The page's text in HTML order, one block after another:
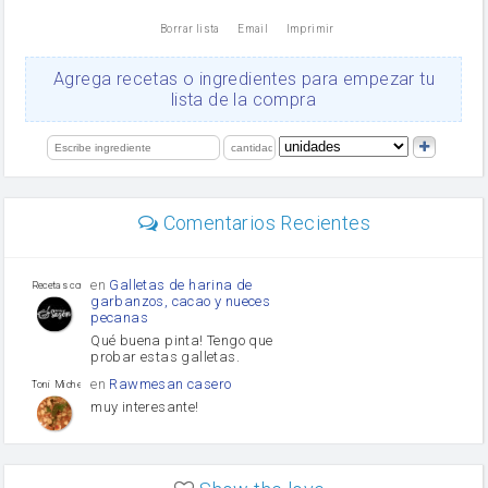
Ajos
salsa de soja
limón
Borrar lista Email Imprimir
Agrega recetas o ingredientes para empezar tu
lista de la compra
Comentarios Recientes
Recetas con sazon
en Galletas de harina de
garbanzos, cacao y nueces
pecanas
Qué buena pinta! Tengo que
probar estas galletas.
Toni Michel Caubet
en Rawmesan casero
muy interesante!
enLasaña casera fácil y